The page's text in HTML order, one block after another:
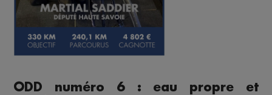
ODD numéro 6 : eau propre et